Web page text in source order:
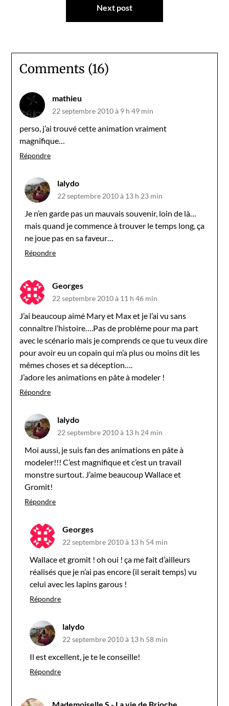
Next post
Comments (16)
mathieu
22 septembre 2010 à 9 h 49 min
perso, j’ai trouvé cette animation vraiment
magnifique…
Répondre
lalydo
22 septembre 2010 à 13 h 23 min
Je n’en garde pas un mauvais souvenir, loin de là…
mais quand je commence à trouver le temps long, ça
ne joue pas en sa faveur…
Répondre
Georges
22 septembre 2010 à 11 h 46 min
J’ai beaucoup aimé Mary et Max et je l’ai vu sans
connaître l’histoire….Pas de problème pour ma part
avec le scénario mais je comprends ce que tu veux dire
pour avoir eu un copain qui m’a plus ou moins dit les
mêmes choses et sa déception….
J’adore les animations en pâte à modeler !
Répondre
lalydo
22 septembre 2010 à 13 h 24 min
Moi aussi, je suis fan des animations en pâte à
modeler!!! C’est magnifique et c’est un travail
monstre surtout. J’aime beaucoup Wallace et
Gromit!
Répondre
Georges
22 septembre 2010 à 13 h 54 min
Wallace et gromit ! oh oui ! ça me fait d’ailleurs
réalisés que je n’ai pas encore (il serait temps) vu
celui avec les lapins garous !
Répondre
lalydo
22 septembre 2010 à 13 h 58 min
Il est excellent, je te le conseille!
Répondre